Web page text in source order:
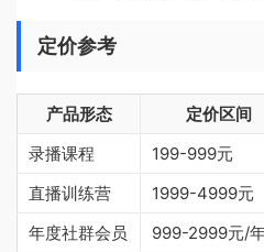
定价参考
产品形态 定价区间
录播课程
199-999元
直播训练营
1999-4999元
年度社群会员
999-2999元/